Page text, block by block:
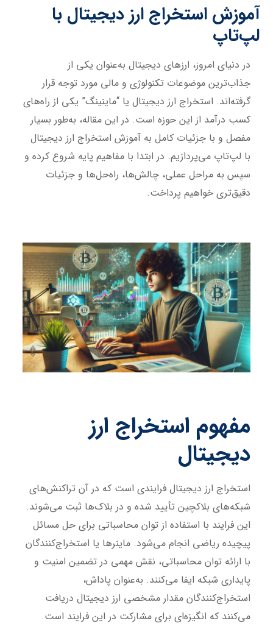
آموزش استخراج ارز دیجیتال با
لپ‌تاپ
در دنیای امروز، ارزهای دیجیتال به‌عنوان یکی از
جذاب‌ترین موضوعات تکنولوژی و مالی مورد توجه قرار
گرفته‌اند. استخراج ارز دیجیتال یا “ماینینگ” یکی از راه‌های
کسب درآمد از این حوزه است. در این مقاله، به‌طور بسیار
مفصل و با جزئیات کامل به آموزش استخراج ارز دیجیتال
با لپ‌تاپ می‌پردازیم. در ابتدا با مفاهیم پایه شروع کرده و
سپس به مراحل عملی، چالش‌ها، راه‌حل‌ها و جزئیات
دقیق‌تری خواهیم پرداخت.
مفهوم استخراج ارز
دیجیتال
استخراج ارز دیجیتال فرایندی است که در آن تراکنش‌های
شبکه‌های بلاکچین تأیید شده و در بلاک‌ها ثبت می‌شوند.
این فرایند با استفاده از توان محاسباتی برای حل مسائل
پیچیده ریاضی انجام می‌شود. ماینرها یا استخراج‌کنندگان
با ارائه توان محاسباتی، نقش مهمی در تضمین امنیت و
پایداری شبکه ایفا می‌کنند. به‌عنوان پاداش،
استخراج‌کنندگان مقدار مشخصی ارز دیجیتال دریافت
می‌کنند که انگیزه‌ای برای مشارکت در این فرایند است.